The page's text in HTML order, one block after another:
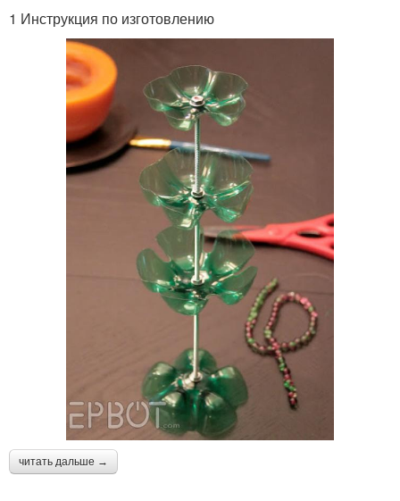
1 Инструкция по изготовлению
читать дальше →